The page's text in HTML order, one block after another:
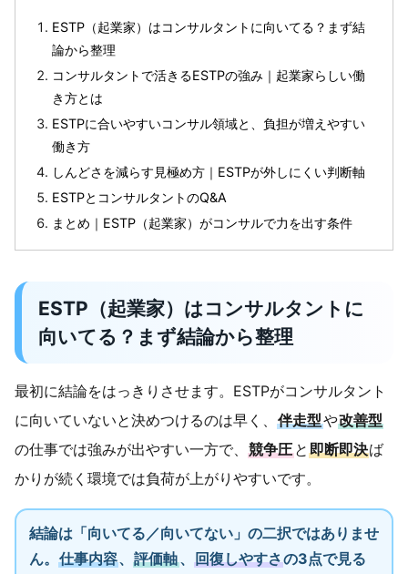
ESTP（起業家）はコンサルタントに向いてる？まず結
論から整理
コンサルタントで活きるESTPの強み｜起業家らしい働
き方とは
ESTPに合いやすいコンサル領域と、負担が増えやすい
働き方
しんどさを減らす見極め方｜ESTPが外しにくい判断軸
ESTPとコンサルタントのQ&A
まとめ｜ESTP（起業家）がコンサルで力を出す条件
ESTP（起業家）はコンサルタントに
向いてる？まず結論から整理
最初に結論をはっきりさせます。ESTPがコンサルタント
に向いていないと決めつけるのは早く、 伴走型や改善型
の仕事では強みが出やすい一方で、 競争圧と即断即決ば
かりが続く環境では負荷が上がりやすいです。
結論は「向いてる／向いてない」の二択ではありませ
ん。 仕事内容、評価軸、 回復しやすさの3点で見る